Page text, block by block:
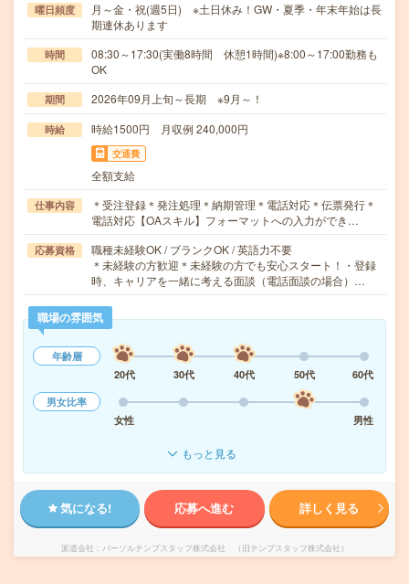
曜日頻度
月～金・祝(週5日) ※土日休み！GW・夏季・年末年始は長
期連休あります
時間
08:30～17:30(実働8時間 休憩1時間)※8:00～17:00勤務も
OK
期間 2026年09月上旬～長期 ※9月～！
時給 時給1500円 月収例 240,000円
交通費
全額支給
仕事内容
＊受注登録＊発注処理＊納期管理＊電話対応＊伝票発行＊
電話対応【OAスキル】フォーマットへの入力ができ…
応募資格
職種未経験OK / ブランクOK / 英語力不要
＊未経験の方歓迎＊未経験の方でも安心スタート！・登録
時、キャリアを一緒に考える面談（電話面談の場合）…
職場の雰囲気
年齢層
20代
30代 40代 50代
60代
男女比率
女性
男性
もっと見る
気になる! 応募へ進む 詳しく見る
派遣会社 パーソルテンプスタッフ株式会社 （旧テンプスタッフ株式会社）